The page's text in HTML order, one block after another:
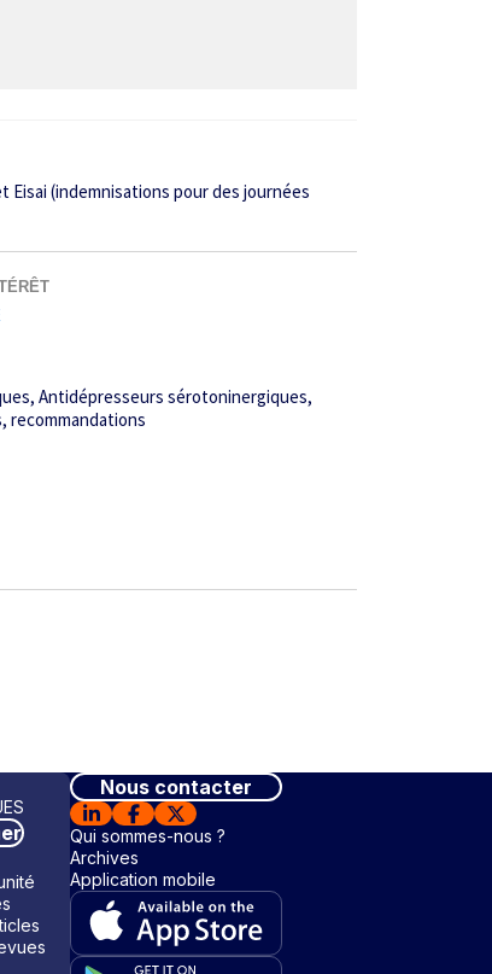
Eisai (indemnisations pour des journées
Antidépresseurs sérotoninergiques
recommandations
Nous contacter
Qui sommes-nous ?
Archives
Application mobile